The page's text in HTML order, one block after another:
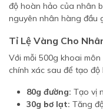
độ hoàn hảo của nhân
nguyên nhân hàng đầu
Tỉ Lệ Vàng Cho
Với mỗi 500g khoai
chính xác sau để tạo độ
80g đường: Tạo vị
30g bơ lạt: Tăng